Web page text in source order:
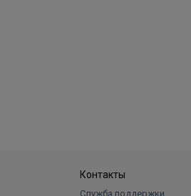
Контакты
Служба поддержки